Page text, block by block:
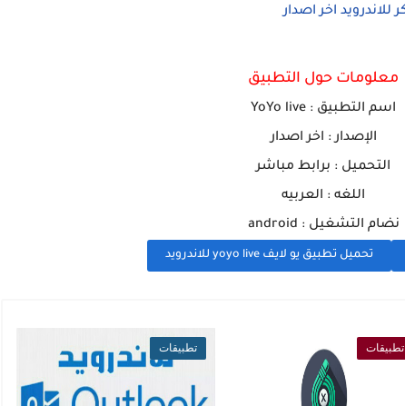
معلومات حول التطبيق
اسم التطبيق : YoYo live
الإصدار : اخر اصدار
التحميل : برابط مباشر
اللغه : العربيه
نضام التشغيل : android
تحميل تطبيق يو لايف yoyo live للاندرويد
تطبيقات تطبيقات